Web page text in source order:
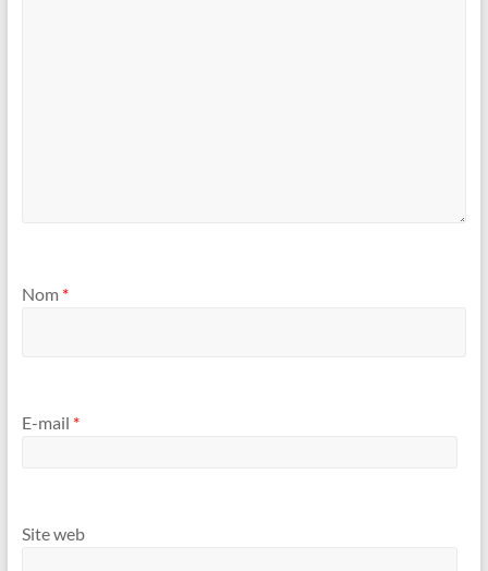
Nom *
E-mail *
Site web